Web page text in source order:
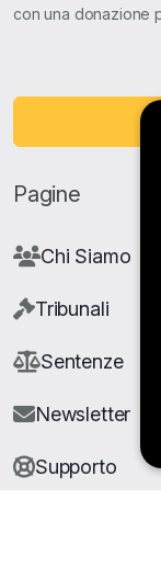
con una donazione
Pagine
Chi Siamo
Tribunali
Sentenze
Newsletter
Supporto